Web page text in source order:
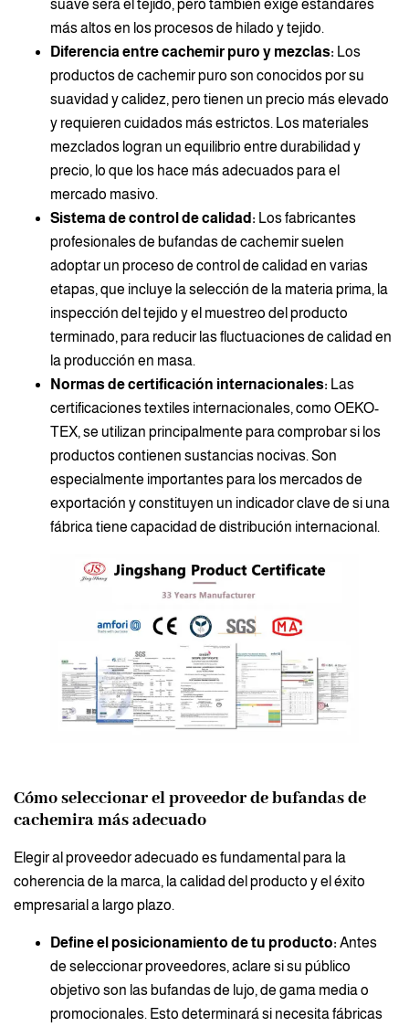
suave será el tejido, pero también exige estándares
más altos en los procesos de hilado y tejido.
Diferencia entre cachemir puro y mezclas: Los
productos de cachemir puro son conocidos por su
suavidad y calidez, pero tienen un precio más elevado
y requieren cuidados más estrictos. Los materiales
mezclados logran un equilibrio entre durabilidad y
precio, lo que los hace más adecuados para el
mercado masivo.
Sistema de control de calidad: Los fabricantes
profesionales de bufandas de cachemir suelen
adoptar un proceso de control de calidad en varias
etapas, que incluye la selección de la materia prima, la
inspección del tejido y el muestreo del producto
terminado, para reducir las fluctuaciones de calidad en
la producción en masa.
Normas de certificación internacionales: Las
certificaciones textiles internacionales, como OEKO-
TEX, se utilizan principalmente para comprobar si los
productos contienen sustancias nocivas. Son
especialmente importantes para los mercados de
exportación y constituyen un indicador clave de si una
fábrica tiene capacidad de distribución internacional.
Cómo seleccionar el proveedor de bufandas de
cachemira más adecuado
Elegir al proveedor adecuado es fundamental para la
coherencia de la marca, la calidad del producto y el éxito
empresarial a largo plazo.
Define el posicionamiento de tu producto: Antes
de seleccionar proveedores, aclare si su público
objetivo son las bufandas de lujo, de gama media o
promocionales. Esto determinará si necesita fábricas